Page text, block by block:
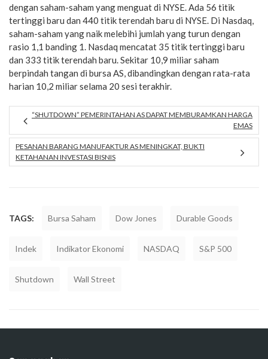
dengan saham-saham yang menguat di NYSE. Ada 56 titik
tertinggi baru dan 440 titik terendah baru di NYSE. Di Nasdaq,
saham-saham yang naik melebihi jumlah yang turun dengan
rasio 1,1 banding 1. Nasdaq mencatat 35 titik tertinggi baru
dan 333 titik terendah baru. Sekitar 10,9 miliar saham
berpindah tangan di bursa AS, dibandingkan dengan rata-rata
harian 10,2 miliar selama 20 sesi terakhir.
“SHUTDOWN” PEMERINTAHAN AS DAPAT MEMBURAMKAN HARGA
EMAS
PESANAN BARANG MANUFAKTUR AS MENINGKAT, BUKTI
KETAHANAN INVESTASI BISNIS
TAGS: Bursa Saham Dow Jones Durable Goods
Indek Indikator Ekonomi NASDAQ S&P 500
Shutdown Wall Street